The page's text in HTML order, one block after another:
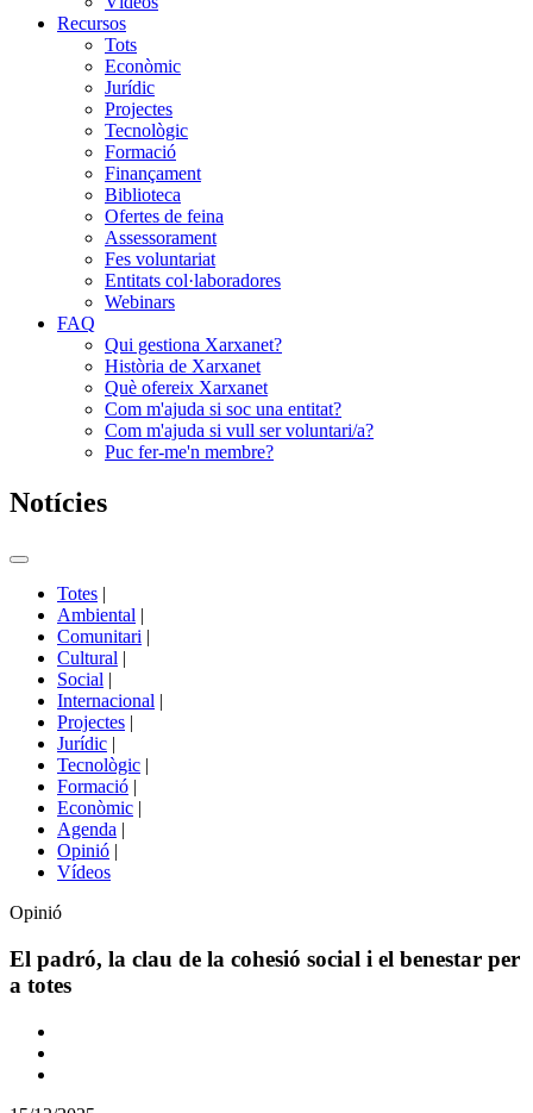
Recursos
Tots
Econòmic
Jurídic
Projectes
Tecnològic
Formació
Finançament
Biblioteca
Ofertes de feina
Assessorament
Fes voluntariat
Entitats col·laboradores
Webinars
FAQ
Qui gestiona Xarxanet?
Història de Xarxanet
Què ofereix Xarxanet
Com m'ajuda si soc una entitat?
Com m'ajuda si vull ser voluntari/a?
Puc fer-me'n membre?
Notícies
Commutador
portals
Totes |
Ambiental |
Comunitari |
Cultural |
Social |
Internacional |
Projectes |
Jurídic |
Tecnològic |
Formació |
Econòmic |
Agenda |
Opinió |
Vídeos
Opinió
El padró, la clau de la cohesió social i el benestar per
a totes
Comparteix